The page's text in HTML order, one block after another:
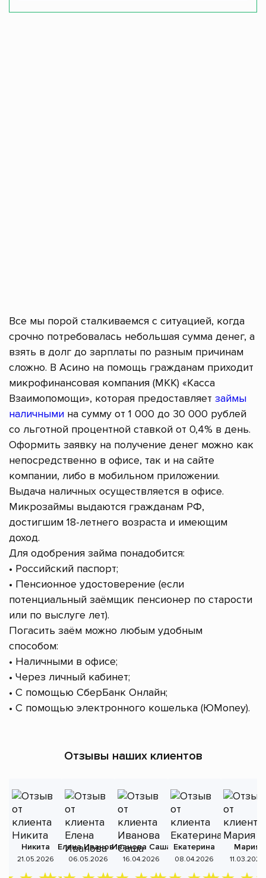
Все мы порой сталкиваемся с ситуацией, когда
срочно потребовалась небольшая сумма денег, а
взять в долг до зарплаты по разным причинам
сложно. В Асино на помощь гражданам приходит
микрофинансовая компания (МКК) «Касса
Взаимопомощи», которая предоставляет займы
наличными на сумму от 1 000 до 30 000 рублей
со льготной процентной ставкой от 0,4% в день.
Оформить заявку на получение денег можно как
непосредственно в офисе, так и на сайте
компании, либо в мобильном приложении.
Выдача наличных осуществляется в офисе.
Микрозаймы выдаются гражданам РФ,
достигшим 18-летнего возраста и имеющим
доход.
Для одобрения займа понадобится:
• Российский паспорт;
• Пенсионное удостоверение (если
потенциальный заёмщик пенсионер по старости
или по выслуге лет).
Погасить заём можно любым удобным
способом:
• Наличными в офисе;
• Через личный кабинет;
• С помощью СберБанк Онлайн;
• С помощью электронного кошелька (ЮMoney).
Отзывы наших клиентов
Никита
21.05.2026
Елена Иванова
06.05.2026
Иванова Саша
16.04.2026
Екатерина
08.04.2026
Мария
11.03.2026